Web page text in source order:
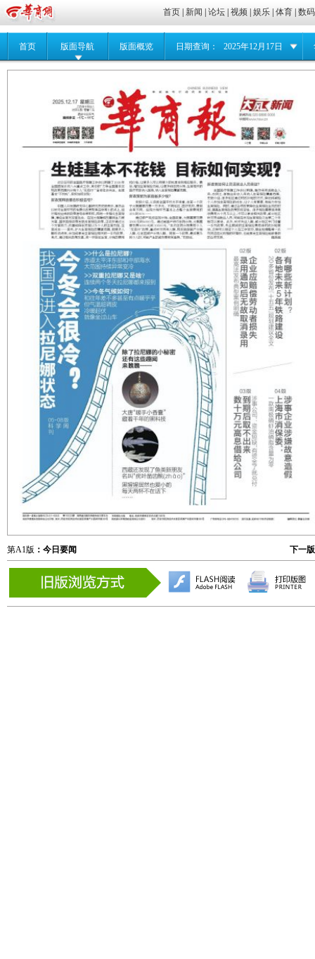
首页 |新闻 |论坛 |视频 |娱乐 |体育 |数码
首页 版面导航 版面概览 日期查询： 2025年12月17日
第A1版 ：今日要闻 下一